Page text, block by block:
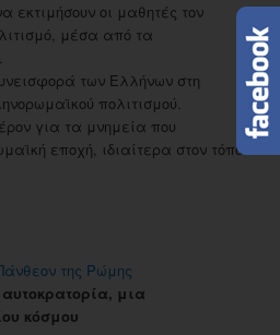
εκτιμήσουν οι μαθητές τον
μέσα από τα
των Ελλήνων στη
πολιτισμού.
για τα μνημεία που
εποχή, ιδιαίτερα στον τόπο
της Ρώμης
μια
κόσμου